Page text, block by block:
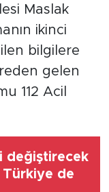
Maslak
ikinci
bilgilere
gelen
112 Acil
değiştirecek
Türkiye de